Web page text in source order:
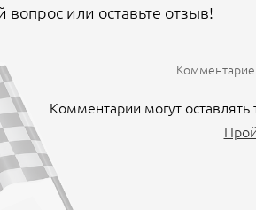
вопрос или оставьте отзыв!
Комментарии могут